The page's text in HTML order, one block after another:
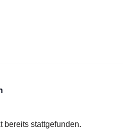
bereits stattgefunden.